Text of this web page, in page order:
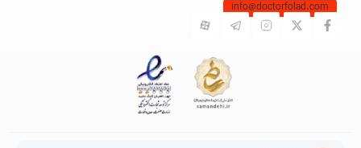
info@doctorfolad.com